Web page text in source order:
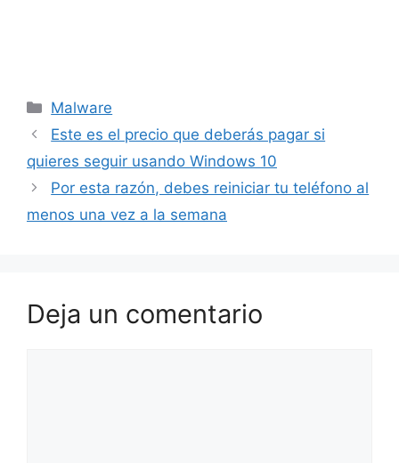
Categorías
Malware
Este es el precio que deberás pagar si
quieres seguir usando Windows 10
Por esta razón, debes reiniciar tu teléfono al
menos una vez a la semana
Deja un comentario